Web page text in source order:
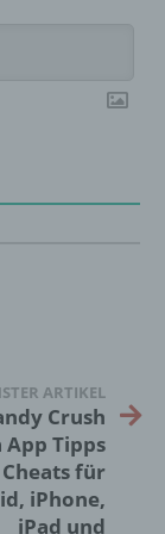
ARTIKEL
Crush
App Tipps
für
iPhone,
iPad und
Aspekte,
beziehen,
dieser